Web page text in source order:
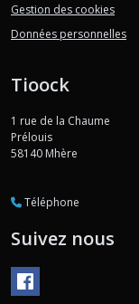
Gestion des cookies
Données personnelles
Tioock
1 rue de la Chaume
Prélouis
58140 Mhère
Téléphone
Suivez nous